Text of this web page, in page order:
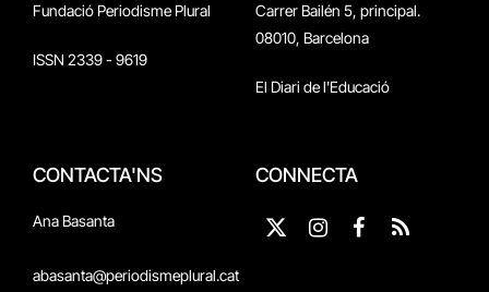
Fundació Periodisme Plural
ISSN 2339 - 9619
Carrer Bailén 5, principal.
08010, Barcelona
El Diari de l'Educació
CONTACTA'NS
Ana Basanta
abasanta@periodismeplural.cat
CONNECTA
X
Instagram
Facebook
RSS